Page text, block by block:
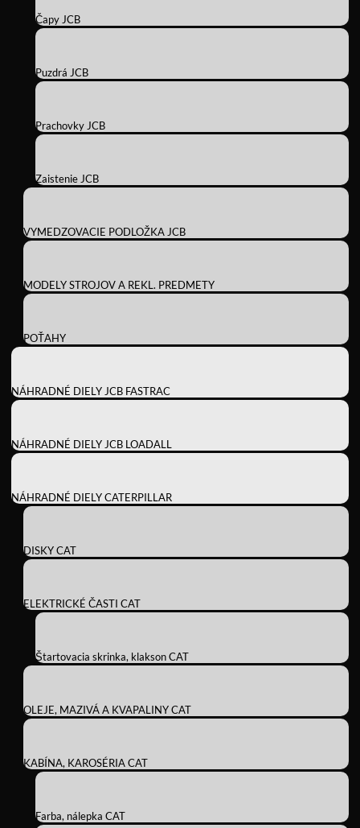
Čapy JCB
Puzdrá JCB
Prachovky JCB
Zaistenie JCB
VYMEDZOVACIE PODLOŽKA JCB
MODELY STROJOV A REKL. PREDMETY
POŤAHY
NÁHRADNÉ DIELY JCB FASTRAC
NÁHRADNÉ DIELY JCB LOADALL
NÁHRADNÉ DIELY CATERPILLAR
DISKY CAT
ELEKTRICKÉ ČASTI CAT
Štartovacia skrinka, klakson CAT
OLEJE, MAZIVÁ A KVAPALINY CAT
KABÍNA, KAROSÉRIA CAT
Farba, nálepka CAT